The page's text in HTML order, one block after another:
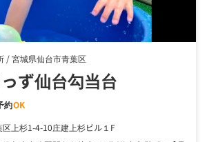
/宮城県仙台市青葉区
ず仙台勾当台
約OK
上杉1-4-10庄建上杉ビル１F